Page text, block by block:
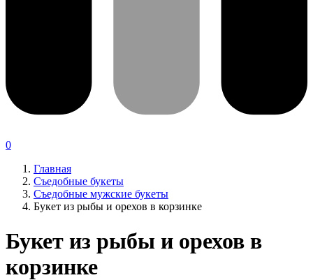
0
Главная
Съедобные букеты
Съедобные мужские букеты
Букет из рыбы и орехов в корзинке
Букет из рыбы и орехов в
корзинке